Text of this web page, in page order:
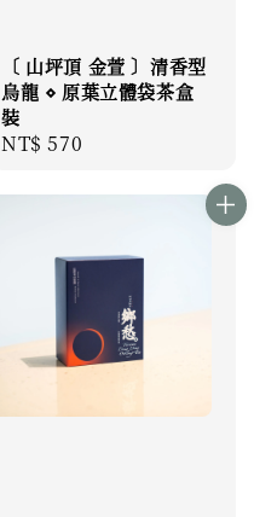
〔 山坪頂 金萱 〕清香型
烏龍 ⋄ 原葉立體袋茶盒
裝
Regular
NT$ 570